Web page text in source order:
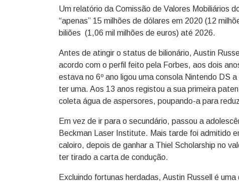
Um relatório da Comissão de Valores Mobiliários
“apenas” 15 milhões de dólares em 2020 (12
biliões (1,06 mil milhões de euros) até 2026.
Antes de atingir o status de bilionário, Austin
acordo com o perfil feito pela Forbes, aos dois
estava no 6º ano ligou uma consola Nintendo DS
ter uma. Aos 13 anos registou a sua primeira
coleta água de aspersores, poupando-a para
Em vez de ir para o secundário, passou a
Beckman Laser Institute. Mais tarde foi admitido
caloiro, depois de ganhar a Thiel Scholarship no
ter tirado a carta de condução.
Excluindo fortunas herdadas, Austin Russell é